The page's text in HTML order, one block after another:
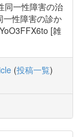
同一性障害の治
性障害の診か
[雑
(投稿一覧)